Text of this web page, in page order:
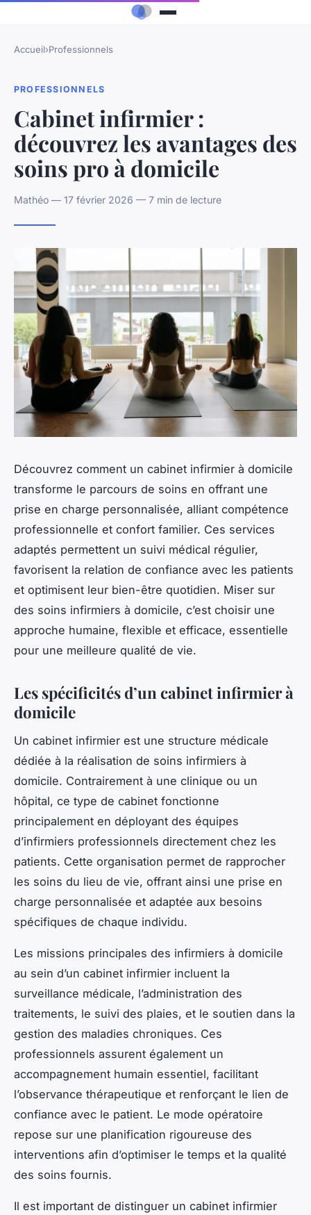
Accueil›Professionnels
PROFESSIONNELS
Cabinet infirmier :
découvrez les avantages des
soins pro à domicile
Mathéo — 17 février 2026 — 7 min de lecture
Découvrez comment un cabinet infirmier à domicile
transforme le parcours de soins en offrant une
prise en charge personnalisée, alliant compétence
professionnelle et confort familier. Ces services
adaptés permettent un suivi médical régulier,
favorisent la relation de confiance avec les patients
et optimisent leur bien-être quotidien. Miser sur
des soins infirmiers à domicile, c’est choisir une
approche humaine, flexible et efficace, essentielle
pour une meilleure qualité de vie.
Les spécificités d’un cabinet infirmier à
domicile
Un cabinet infirmier est une structure médicale
dédiée à la réalisation de soins infirmiers à
domicile. Contrairement à une clinique ou un
hôpital, ce type de cabinet fonctionne
principalement en déployant des équipes
d’infirmiers professionnels directement chez les
patients. Cette organisation permet de rapprocher
les soins du lieu de vie, offrant ainsi une prise en
charge personnalisée et adaptée aux besoins
spécifiques de chaque individu.
Les missions principales des infirmiers à domicile
au sein d’un cabinet infirmier incluent la
surveillance médicale, l’administration des
traitements, le suivi des plaies, et le soutien dans la
gestion des maladies chroniques. Ces
professionnels assurent également un
accompagnement humain essentiel, facilitant
l’observance thérapeutique et renforçant le lien de
confiance avec le patient. Le mode opératoire
repose sur une planification rigoureuse des
interventions afin d’optimiser le temps et la qualité
des soins fournis.
Il est important de distinguer un cabinet infirmier